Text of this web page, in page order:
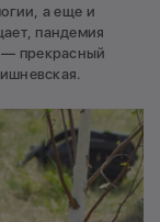
а еще и
пандемия
— прекрасный